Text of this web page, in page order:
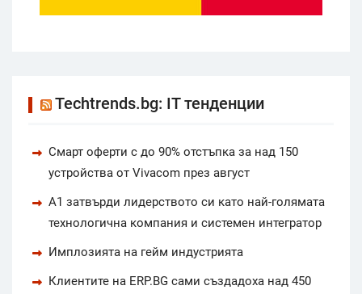
Techtrends.bg: IT тенденции
Смарт оферти с до 90% отстъпка за над 150
устройства от Vivacom през август
А1 затвърди лидерството си като най-голямата
технологична компания и системен интегратор
Имплозията на гейм индустрията
Клиентите на ERP.BG сами създадоха над 450